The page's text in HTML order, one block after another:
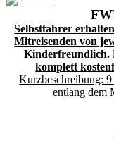
Selbstfahrer
Mitreisenden von
Kinderfreundlich.
komplett
Kurzbeschreibung:
entlang dem